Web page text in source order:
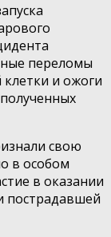
переломы
и ожоги
свою
в особом
в оказании
пострадавшей